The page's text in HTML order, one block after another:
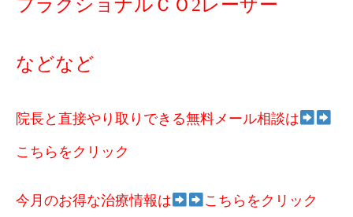
フラクショナルＣＯ2レーザー
などなど
院長と直接やり取りできる無料メール相談は
こちらをクリック
今月のお得な治療情報は こちらをクリック